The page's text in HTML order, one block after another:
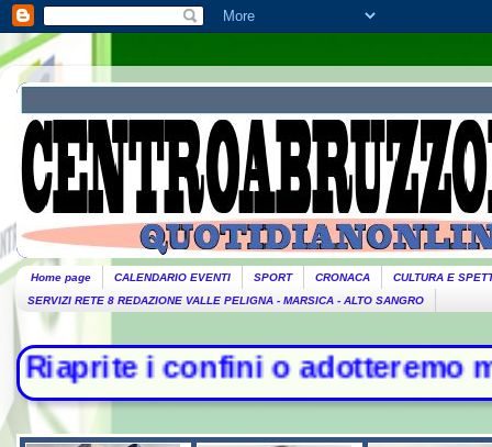
Home page CALENDARIO EVENTI SPORT CRONACA
CULTURA E
SERVIZI RETE 8 REDAZIONE VALLE PELIGNA - MARSICA - ALTO SANGRO
o adotteremo misure".